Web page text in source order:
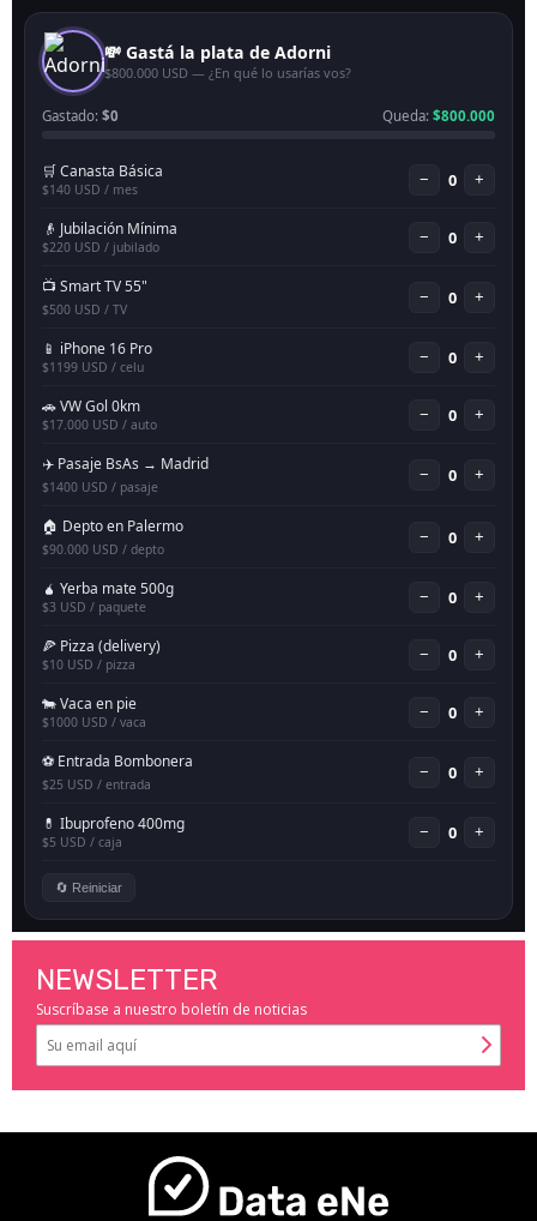
NEWSLETTER
Suscríbase a nuestro boletín de noticias